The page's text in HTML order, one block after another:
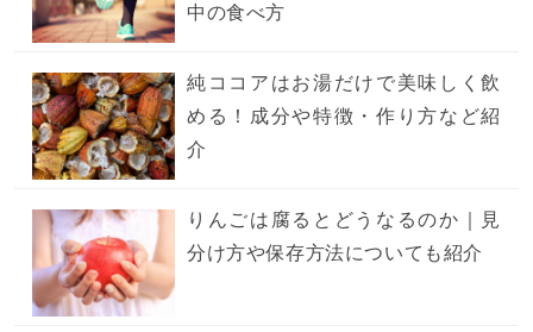
中の食べ方
純ココアはお湯だけで美味しく飲
める！成分や特徴・作り方など紹
介
りんごは腐るとどうなるのか｜見
分け方や保存方法についても紹介